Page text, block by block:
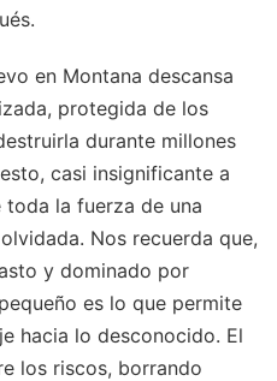
en Montana descansa
protegida de los
durante millones
casi insignificante a
la fuerza de una
Nos recuerda que,
y dominado por
es lo que permite
hacia lo desconocido. El
los riscos, borrando